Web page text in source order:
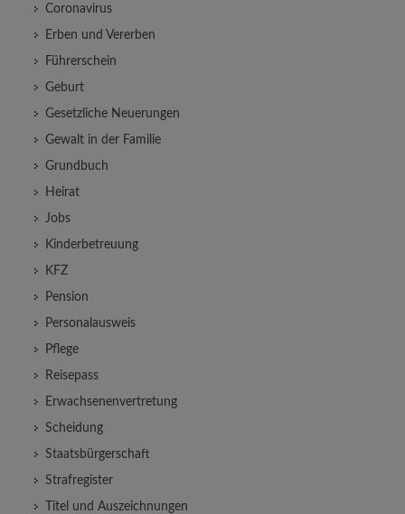
Coronavirus
Erben und Vererben
Führerschein
Geburt
Gesetzliche Neuerungen
Gewalt in der Familie
Grundbuch
Heirat
Jobs
Kinderbetreuung
KFZ
Pension
Personalausweis
Pflege
Reisepass
Erwachsenenvertretung
Scheidung
Staatsbürgerschaft
Strafregister
Titel und Auszeichnungen